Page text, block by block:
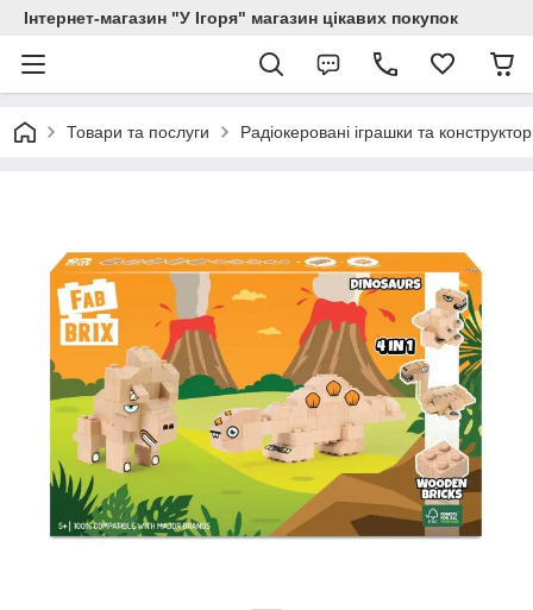
Інтернет-магазин "У Ігоря" магазин цікавих покупок
Товари та послуги Радіокеровані іграшки та